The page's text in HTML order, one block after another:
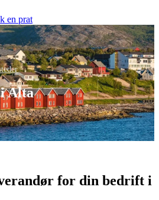
en prat
Alta
for din bedrift i